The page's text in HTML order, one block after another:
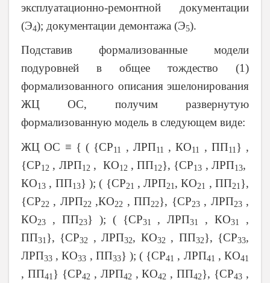
эксплуатационно-ремонтной документации
(Э4); документации демонтажа (Э5).
Подставив формализованные модели
подуровней в общее тождество (1)
формализованного описания эшелонирования
ЖЦ ОС, получим развернутую
формализованную модель в следующем виде:
ЖЦ ОС ≡ { ( {СР11 , ЛРП11 , КО11 , ПП11} ,
{СР12 , ЛРП12 , КО12 , ПП12}, {СР13 , ЛРП13,
КО13 , ПП13} ); ( {СР21 , ЛРП21, КО21 , ПП21},
{СР22 , ЛРП22 ,КО22 , ПП22}, {СР23, ЛРП23,
КО23 , ПП23} ); ( {СР31 , ЛРП31 , КО31
,
ПП31}, {СР32 , ЛРП32, КО32 , ПП32}, {СР33,
ЛРП33 , КО33 , ПП33} ); ( {СР41 , ЛРП41 , КО41
, ПП41} {СР42 , ЛРП42 , КО42 , ПП42}, {СР43 ,